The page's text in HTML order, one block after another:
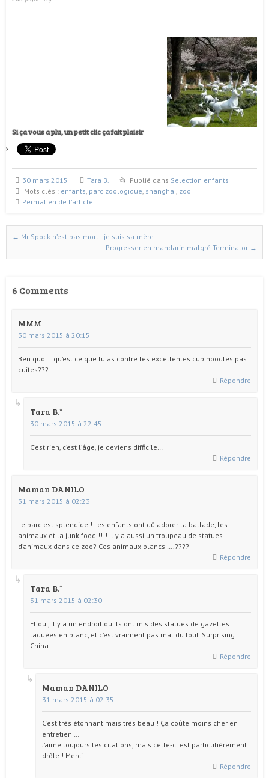
Si ça vous a plu, un petit clic ça fait plaisir
30 mars 2015 Tara B. Publié dans Selection enfants
Mots clés : enfants, parc zoologique, shanghaï, zoo
Permalien de l'article
Naviguer dans les articles
← Mr Spock n’est pas mort : je suis sa mère
Progresser en mandarin malgré Terminator →
6 Comments
MMM
30 mars 2015 à 20:15
Ben quoi… qu’est ce que tu as contre les excellentes cup noodles pas
cuites???
Répondre
Tara B.
30 mars 2015 à 22:45
C’est rien, c’est l’âge, je deviens difficile…
Répondre
Maman DANILO
31 mars 2015 à 02:23
Le parc est splendide ! Les enfants ont dû adorer la ballade, les
animaux et la junk food !!!! Il y a aussi un troupeau de statues
d’animaux dans ce zoo? Ces animaux blancs ….????
Répondre
Tara B.
31 mars 2015 à 02:30
Et oui, il y a un endroit où ils ont mis des statues de gazelles
laquées en blanc, et c’est vraiment pas mal du tout. Surprising
China…
Répondre
Maman DANILO
31 mars 2015 à 02:35
C’est très étonnant mais très beau ! Ça coûte moins cher en
entretien …
J’aime toujours tes citations, mais celle-ci est particulièrement
drôle ! Merci.
Répondre